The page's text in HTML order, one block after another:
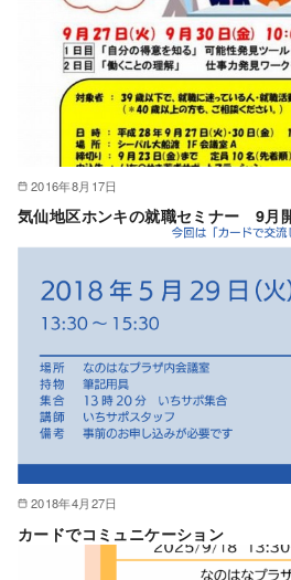
2016年8月17日
気仙地区ホンキの就職セミナー 9月
2018年4月27日
カードでコミュニケーション